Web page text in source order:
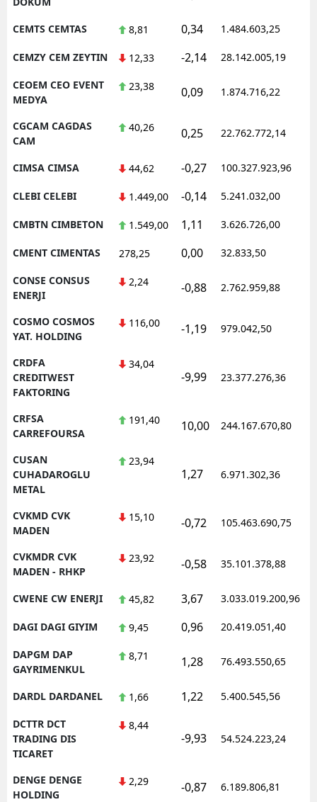
CEMTS CEMTAS 8,81 0,34 1.484.603,25
CEMZY CEM ZEYTIN 12,33 -2,14 28.142.005,19
CEOEM CEO EVENT
MEDYA
23,38 0,09 1.874.716,22
CGCAM CAGDAS
CAM
40,26 0,25 22.762.772,14
CIMSA CIMSA 44,62 -0,27 100.327.923,96
CLEBI CELEBI 1.449,00 -0,14 5.241.032,00
CMBTN CIMBETON 1.549,00 1,11 3.626.726,00
CMENT CIMENTAS 278,25 0,00 32.833,50
CONSE CONSUS
ENERJI
2,24 -0,88 2.762.959,88
COSMO COSMOS
YAT. HOLDING
116,00 -1,19 979.042,50
CRDFA
CREDITWEST
FAKTORING
34,04
-9,99 23.377.276,36
CRFSA
CARREFOURSA
191,40 10,00 244.167.670,80
CUSAN
CUHADAROGLU
METAL
23,94
1,27 6.971.302,36
CVKMD CVK
MADEN
15,10 -0,72 105.463.690,75
CVKMDR CVK
MADEN - RHKP
23,92 -0,58 35.101.378,88
CWENE CW ENERJI 45,82 3,67 3.033.019.200,96
DAGI DAGI GIYIM 9,45 0,96 20.419.051,40
DAPGM DAP
GAYRIMENKUL
8,71 1,28 76.493.550,65
DARDL DARDANEL 1,66 1,22 5.400.545,56
DCTTR DCT
TRADING DIS
TICARET
8,44
-9,93 54.524.223,24
DENGE DENGE
HOLDING
2,29 -0,87 6.189.806,81